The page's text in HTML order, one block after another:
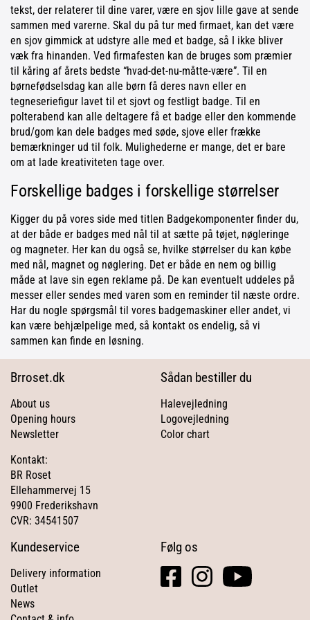
tekst, der relaterer til dine varer, være en sjov lille gave at sende
sammen med varerne. Skal du på tur med firmaet, kan det være
en sjov gimmick at udstyre alle med et badge, så I ikke bliver
væk fra hinanden. Ved firmafesten kan de bruges som præmier
til kåring af årets bedste “hvad-det-nu-måtte-være”. Til en
børnefødselsdag kan alle børn få deres navn eller en
tegneseriefigur lavet til et sjovt og festligt badge. Til en
polterabend kan alle deltagere få et badge eller den kommende
brud/gom kan dele badges med søde, sjove eller frække
bemærkninger ud til folk. Mulighederne er mange, det er bare
om at lade kreativiteten tage over.
Forskellige badges i forskellige størrelser
Kigger du på vores side med titlen Badgekomponenter finder du,
at der både er badges med nål til at sætte på tøjet, nøgleringe
og magneter. Her kan du også se, hvilke størrelser du kan købe
med nål, magnet og nøglering. Det er både en nem og billig
måde at lave sin egen reklame på. De kan eventuelt uddeles på
messer eller sendes med varen som en reminder til næste ordre.
Har du nogle spørgsmål til vores badgemaskiner eller andet, vi
kan være behjælpelige med, så kontakt os endelig, så vi
sammen kan finde en løsning.
Brroset.dk
About us
Opening hours
Newsletter
Kontakt:
BR Roset
Ellehammervej 15
9900 Frederikshavn
CVR: 34541507
Sådan bestiller du
Halevejledning
Logovejledning
Color chart
Kundeservice
Delivery information
Outlet
News
Følg os
facebook
square
instagramyoutube